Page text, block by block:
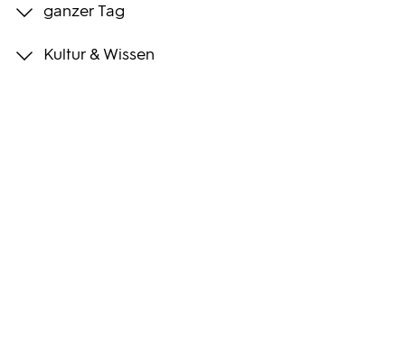
ganzer Tag
Kultur & Wissen